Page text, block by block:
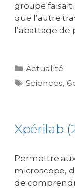
groupe faisait
que l’autre
l’abattage de
Actualité
Sciences,
Xpérilab
Permettre
microscope,
de